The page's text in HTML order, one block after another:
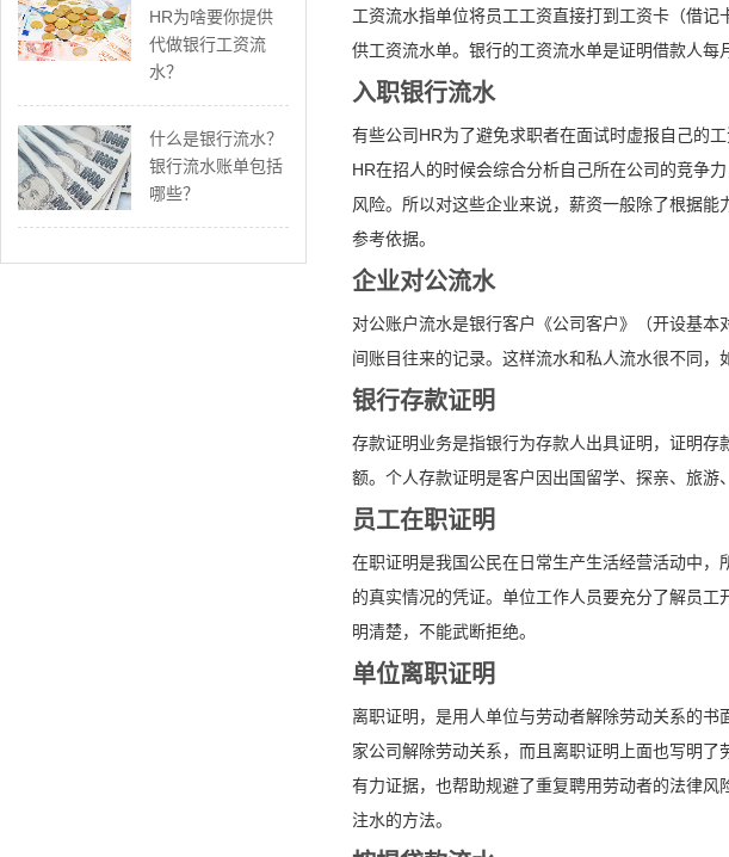
HR为啥要你提供
代做银行工资流
水？
什么是银行流水？
银行流水账单包括
哪些？
工资流水指单位将员工工资直接打到工资卡（借
供工资流水单。银行的工资流水单是证明借款人每
入职银行流水
有些公司HR为了避免求职者在面试时虚报自己的
HR在招人的时候会综合分析自己所在公司的竞争
风险。所以对这些企业来说，薪资一般除了根据
参考依据。
企业对公流水
对公账户流水是银行客户《公司客户》（开设基
间账目往来的记录。这样流水和私人流水很不同，
银行存款证明
存款证明业务是指银行为存款人出具证明，证明
额。个人存款证明是客户因出国留学、探亲、旅游
员工在职证明
在职证明是我国公民在日常生产生活经营活动中
的真实情况的凭证。单位工作人员要充分了解员
明清楚，不能武断拒绝。
单位离职证明
离职证明，是用人单位与劳动者解除劳动关系的
家公司解除劳动关系，而且离职证明上面也写明
有力证据，也帮助规避了重复聘用劳动者的法律
注水的方法。